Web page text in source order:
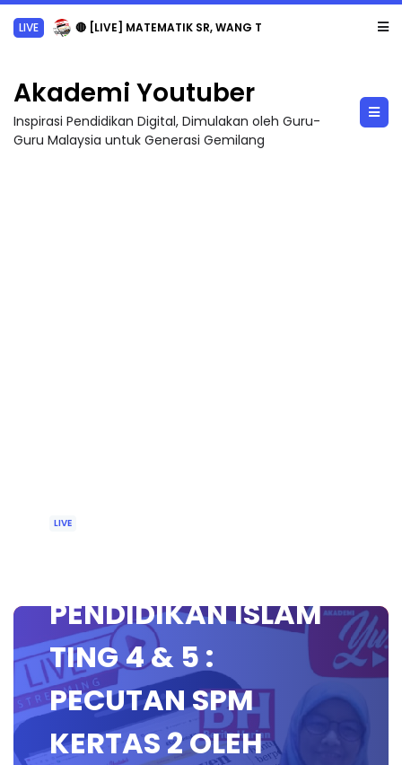
LIVE 🔴 [LIVE] MATEMATIK SR, WANG TAHUN 6 OLEH CIKGU ANITA #ALLINONE #141 #...
Akademi Youtuber
Inspirasi Pendidikan Digital, Dimulakan oleh Guru-
Guru Malaysia untuk Generasi Gemilang
LIVE
PENDIDIKAN ISLAM
TING 4 & 5 :
PECUTAN SPM
KERTAS 2 OLEH